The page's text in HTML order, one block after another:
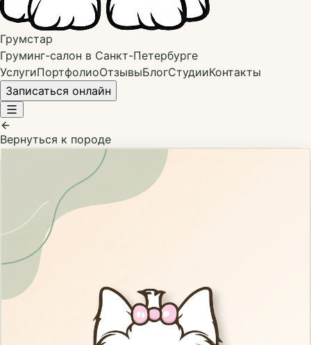
Грумстар
Груминг-салон в Санкт-Петербурге
УслугиПортфолиоОтзывыБлогСтудииКонтакты
Записаться онлайн
Вернуться к породе